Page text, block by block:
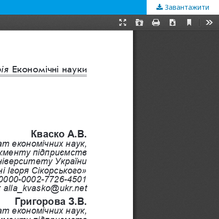
Завантажити